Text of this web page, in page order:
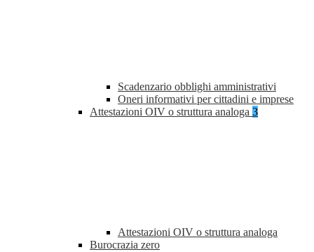
Scadenzario obblighi amministrativi
Oneri informativi per cittadini e imprese
Attestazioni OIV o struttura analoga 3
Attestazioni OIV o struttura analoga
Burocrazia zero